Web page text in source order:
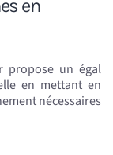
en
propose un égal
en mettant en
nécessaires